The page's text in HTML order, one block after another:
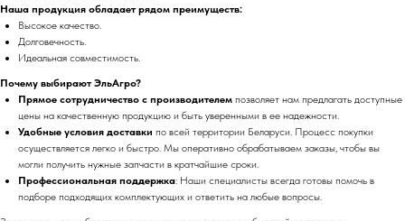
Наша продукция обладает рядом преимуществ:
Высокое качество.
Долговечность.
Идеальная совместимость.
Почему выбирают ЭльАгро?
Прямое сотрудничество с производителем позволяет нам предлагать доступные
цены на качественную продукцию и быть уверенными в ее надежности.
Удобные условия доставки по всей территории Беларуси. Процесс покупки
осуществляется легко и быстро. Мы оперативно обрабатываем заказы, чтобы вы
могли получить нужные запчасти в кратчайшие сроки.
Профессиональная поддержка: Наши специалисты всегда готовы помочь в
подборе подходящих комплектующих и ответить на любые вопросы.